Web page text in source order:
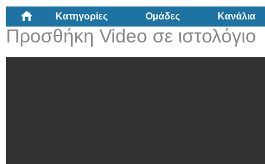
Κατηγορίες Ομάδες Κανάλια
Προσθήκη Video σε ιστολόγιο